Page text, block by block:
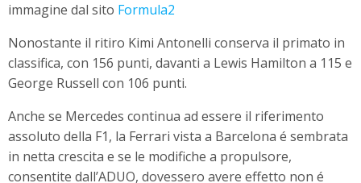
immagine dal sito Formula2
Nonostante il ritiro Kimi Antonelli conserva il primato in
classifica, con 156 punti, davanti a Lewis Hamilton a 115 e
George Russell con 106 punti.
Anche se Mercedes continua ad essere il riferimento
assoluto della F1, la Ferrari vista a Barcelona é sembrata
in netta crescita e se le modifiche a propulsore,
consentite dall’ADUO, dovessero avere effetto non é